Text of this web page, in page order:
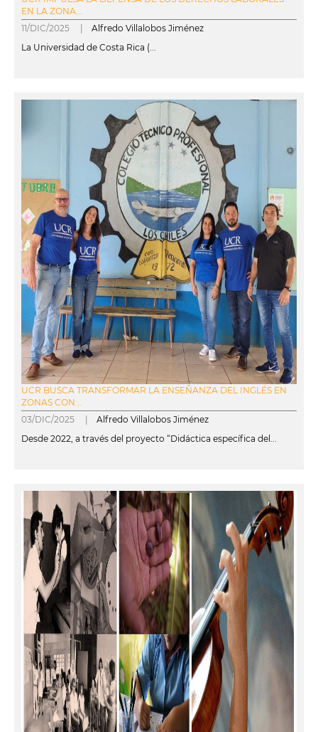
EN LA ZONA...
11/DIC/2025 | Alfredo Villalobos Jiménez
La Universidad de Costa Rica (...
UCR BUSCA TRANSFORMAR LA ENSEÑANZA DEL INGLÉS EN
ZONAS CON...
03/DIC/2025 | Alfredo Villalobos Jiménez
Desde 2022, a través del proyecto “Didáctica específica del...